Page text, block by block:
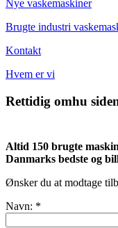
Nye vaskemaskiner
Brugte industri
Kontakt
Hvem er vi
Rettidig omhu
Altid 150 brugte
Danmarks bedste og
Ønsker du at modtage
Navn: *